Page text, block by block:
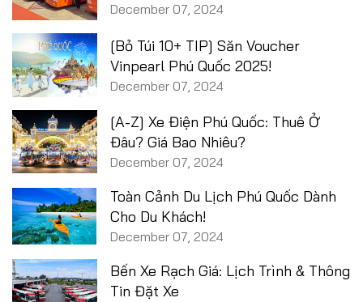
December 07, 2024
[Bỏ Túi 10+ TIP] Săn Voucher
Vinpearl Phú Quốc 2025!
December 07, 2024
[A-Z] Xe Điện Phú Quốc: Thuê Ở
Đâu? Giá Bao Nhiêu?
December 07, 2024
Toàn Cảnh Du Lịch Phú Quốc Dành
Cho Du Khách!
December 07, 2024
Bến Xe Rạch Giá: Lịch Trình & Thông
Tin Đặt Xe